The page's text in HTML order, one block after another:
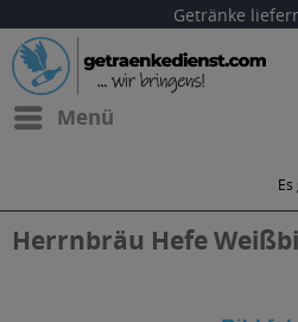
Getränke
Menü
Herrnbräu Hefe